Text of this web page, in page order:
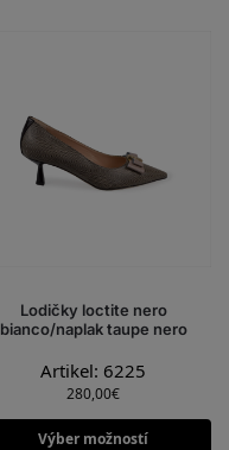
Lodičky loctite nero
bianco/naplak taupe nero
Artikel: 6225
280,00€
Výber možností